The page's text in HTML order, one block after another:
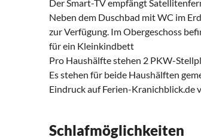
Der Smart-TV empfängt
Neben dem Duschbad mit WC im
zur Verfügung. Im Obergeschoss
für ein Kleinkindbett
Pro Haushälfte stehen 2 PKW-
Es stehen für beide Haushälften
Eindruck auf Ferien-Kranichblick.de
Schlafmöglichkeiten